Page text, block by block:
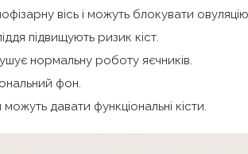
вісь і можуть блокувати
підвищують ризик кіст.
нормальну роботу яєчників.
фон.
давати функціональні кісти.